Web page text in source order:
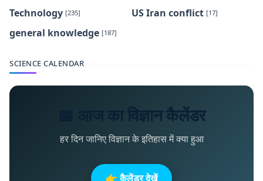
Technology [235] US Iran conflict [17]
general knowledge [187]
SCIENCE CALENDAR
📅 आज का विज्ञान कैलेंडर
हर दिन जानिए विज्ञान के इतिहास में क्या हुआ
👉 कैलेंडर देखें